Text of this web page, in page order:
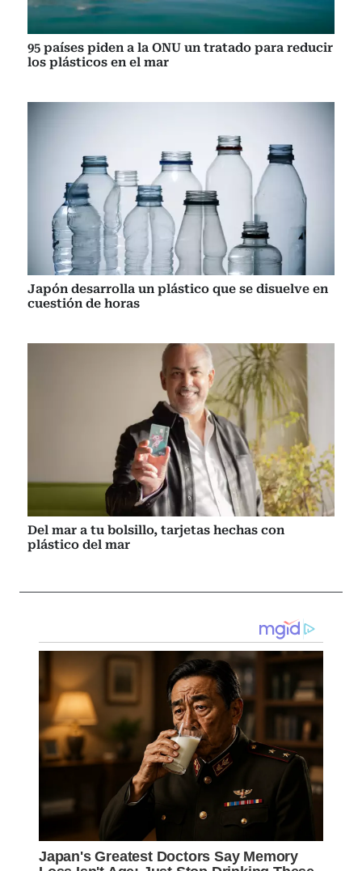
95 países piden a la ONU un tratado para reducir
los plásticos en el mar
Japón desarrolla un plástico que se disuelve en
cuestión de horas
Del mar a tu bolsillo, tarjetas hechas con
plástico del mar